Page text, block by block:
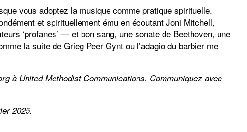
vous adoptez la musique comme pratique spirituelle.
et spirituellement ému en écoutant Joni Mitchell,
‘profanes’ — et bon sang, une sonate de Beethoven, une
la suite de Grieg Peer Gynt ou l’adagio du barbier me
à United Methodist Communications. Communiquez avec
2025.